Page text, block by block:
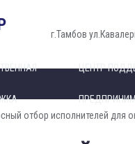
г.Тамбов
ЦЕНТР
отбор исполнителей для